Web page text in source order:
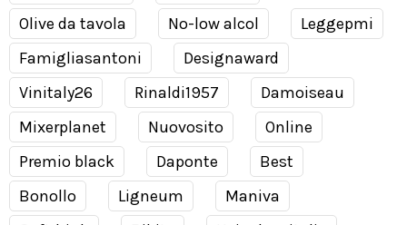
Olive da tavola
No-low alcol
Leggepmi
Famigliasantoni
Designaward
Vinitaly26
Rinaldi1957
Damoiseau
Mixerplanet
Nuovosito
Online
Premio black
Daponte
Best
Bonollo
Ligneum
Maniva